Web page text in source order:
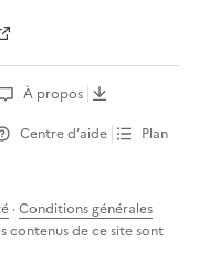
À propos
Centre d’aide
Plan
·Conditions générales
contenus de ce site sont